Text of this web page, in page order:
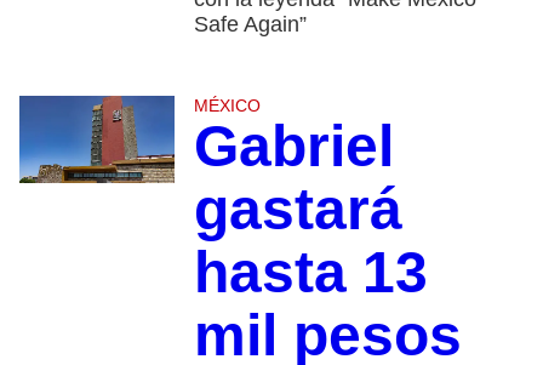
Safe Again”
MÉXICO
Gabriel
gastará
hasta 13
mil pesos